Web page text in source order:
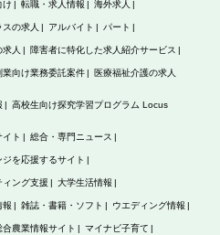
け 転職・求人情報 海外求人
スの求人 アルバイト パート
求人 障害者に特化した求人紹介サービス
業向け業務委託案件 医療福祉介護の求人
高校生向け探究学習プログラム Locus
ト 総合・専門ニュース
を応援するサイト
ング支援 大学生活情報
報 雑誌・書籍・ソフト ウエディング情報
合農業情報サイト マイナビ子育て